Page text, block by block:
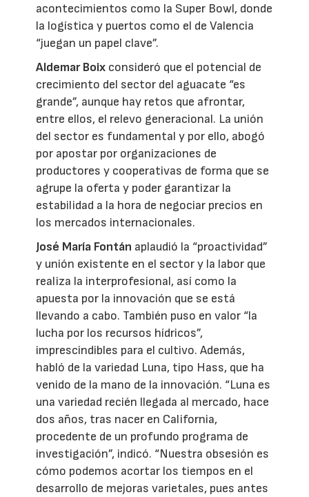
acontecimientos como la Super Bowl, donde
la logística y puertos como el de Valencia
“juegan un papel clave”.
Aldemar Boix consideró que el potencial de
crecimiento del sector del aguacate “es
grande”, aunque hay retos que afrontar,
entre ellos, el relevo generacional. La unión
del sector es fundamental y por ello, abogó
por apostar por organizaciones de
productores y cooperativas de forma que se
agrupe la oferta y poder garantizar la
estabilidad a la hora de negociar precios en
los mercados internacionales.
José María Fontán aplaudió la “proactividad”
y unión existente en el sector y la labor que
realiza la interprofesional, así como la
apuesta por la innovación que se está
llevando a cabo. También puso en valor “la
lucha por los recursos hídricos”,
imprescindibles para el cultivo. Además,
habló de la variedad Luna, tipo Hass, que ha
venido de la mano de la innovación. “Luna es
una variedad recién llegada al mercado, hace
dos años, tras nacer en California,
procedente de un profundo programa de
investigación”, indicó. “Nuestra obsesión es
cómo podemos acortar los tiempos en el
desarrollo de mejoras varietales, pues antes